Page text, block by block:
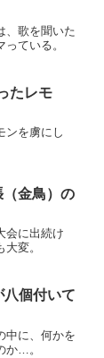
、歌を聞いた
ている。
たレモ
ンを虜にし
金鳥）の
会に出続け
変。
個付いて
中に、何かを
か…。